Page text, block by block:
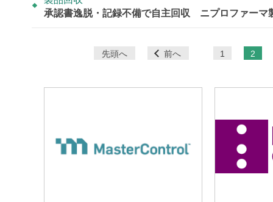
承認書逸脱・記録不備で自主回収 ニプロファーマ
先頭へ 前へ 1 2